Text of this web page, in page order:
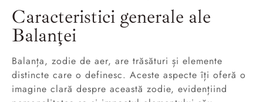
Caracteristici generale ale
Balanței
Balanța, zodie de aer, are trăsături și elemente
distincte care o definesc. Aceste aspecte îți oferă o
imagine clară despre această zodie, evidențiind